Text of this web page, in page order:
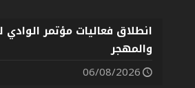
انطلاق فعاليات مؤتمر
والمهجر
06/08/2026